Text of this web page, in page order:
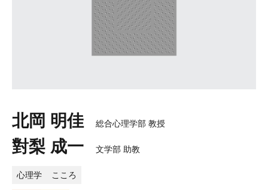
北岡 明佳 総合心理学部 教授
對梨 成一 文学部 助教
心理学 こころ